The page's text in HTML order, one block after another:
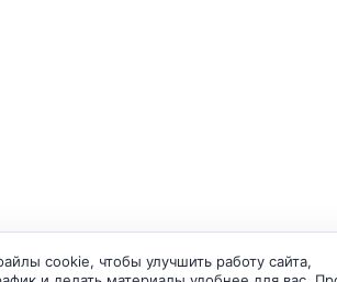
cookie, чтобы улучшить работу сайта,